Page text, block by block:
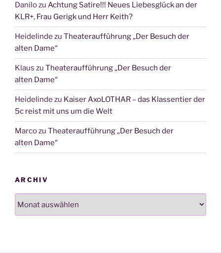
Danilozu Achtung Satire!!! Neues Liebesglück an der
KLR+, Frau Gerigk und Herr Keith?
Heidelinde zu Theateraufführung „Der Besuch der
alten Dame“
Klaus zu Theateraufführung „Der Besuch der
alten Dame“
Heidelinde zu Kaiser AxoLOTHAR – das Klassentier der
5c reist mit uns um die Welt
Marcozu Theateraufführung „Der Besuch der
alten Dame“
ARCHIV